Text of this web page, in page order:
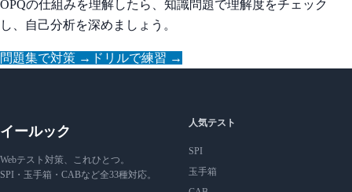
OPQの仕組みを理解したら、知識問題で理解度をチェック
し、自己分析を深めましょう。
問題集で対策 → ドリルで練習 →
イールック
Webテスト対策、これひとつ。
SPI・玉手箱・CABなど全33種対応。
人気テスト
SPI
玉手箱